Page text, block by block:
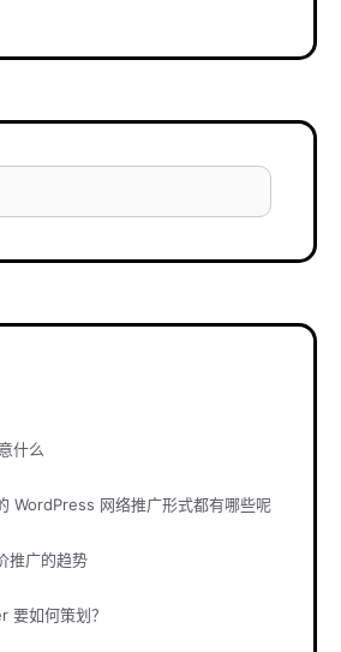
什么
WordPress 网络推广形式都有哪些呢
推广的趋势
要如何策划？